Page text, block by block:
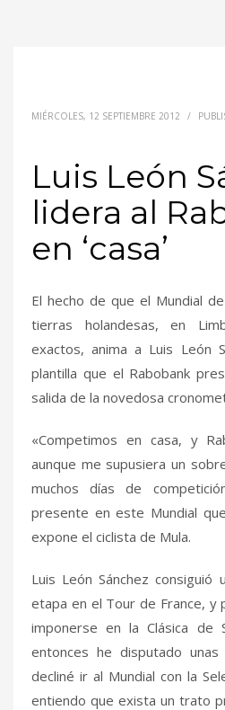
MIÉRCOLES, 12 SEPTIEMBRE 2012 /
Luis León
lidera al
en ‘casa’
El hecho de que el Mundial
tierras holandesas, en
exactos, anima a Luis León
plantilla que el Rabobank
salida de la novedosa
«Competimos en casa, y
aunque me supusiera un
muchos días de
presente en este Mundial
expone el ciclista de Mula.
Luis León Sánchez consiguió
etapa en el Tour de France,
imponerse en la Clásica de
entonces he disputado unas
decliné ir al Mundial con la
entiendo que exista un trato